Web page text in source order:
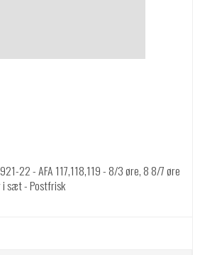
22 - AFA 117,118,119 - 8/3 øre, 8 8/7 øre
sæt - Postfrisk